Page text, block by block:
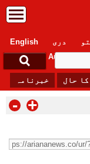
English دری
Sunday, 9 August ,
حال خبرنامہ
- +